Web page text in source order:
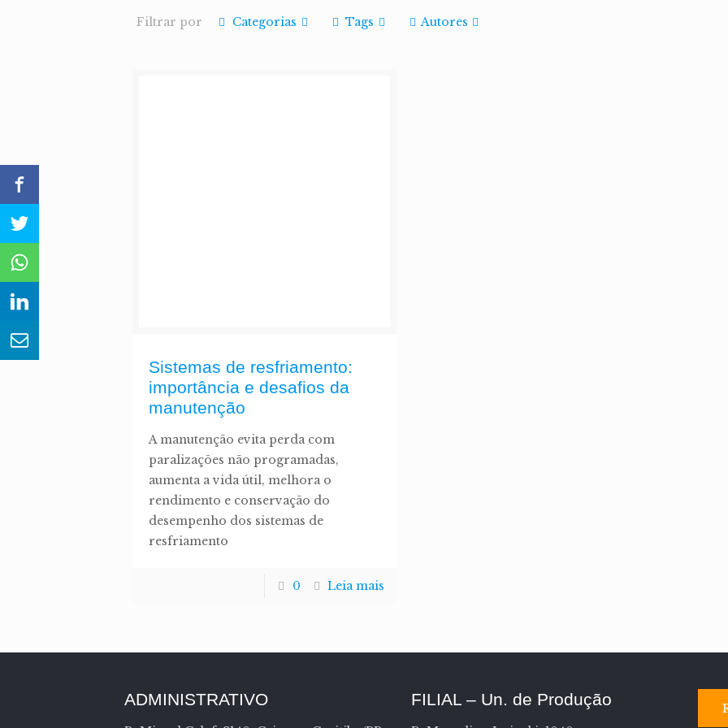
Filtrar por Categorias Tags Autores
Sistemas de resfriamento:
importância e desafios da
manutenção
A manutenção evita perda com
paralizações não programadas,
aumenta a vida útil, melhora o
rendimento e conservação do
desempenho dos sistemas de
resfriamento
0 Leia mais
ADMINISTRATIVO FILIAL – Un. de Produção